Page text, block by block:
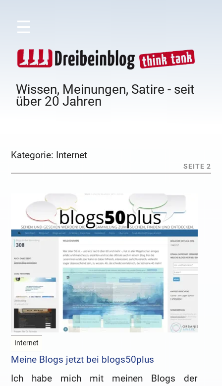
☰
Wissen, Meinungen, Satire - seit
über 20 Jahren
Kategorie: Internet
SEITE 2
Internet
Meine Blogs jetzt bei blogs50plus
Ich habe mich mit meinen Blogs der